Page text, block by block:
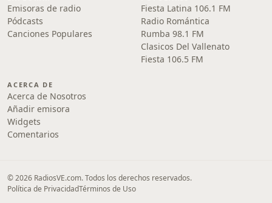
Emisoras de radio
Pódcasts
Canciones Populares
Fiesta Latina 106.1 FM
Radio Romántica
Rumba 98.1 FM
Clasicos Del Vallenato
Fiesta 106.5 FM
ACERCA DE
Acerca de Nosotros
Añadir emisora
Widgets
Comentarios
© 2026 RadiosVE.com. Todos los derechos reservados.
Política de PrivacidadTérminos de Uso